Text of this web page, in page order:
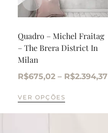
Quadro – Michel Fraitag
– The Brera District In
Milan
R$675,02 – R$2.394,37
VER OPÇÕES